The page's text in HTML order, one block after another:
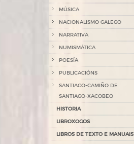
MÚSICA
NACIONALISMO GALEGO
NARRATIVA
NUMISMÁTICA
POESÍA
PUBLICACIÓNS
SANTIAGO-CAMIÑO DE
SANTIAGO-XACOBEO
HISTORIA
LIBROXOGOS
LIBROS DE TEXTO E MANUAIS